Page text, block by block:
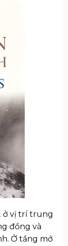
ở vị trí trung
đồng và
Ở tầng mở